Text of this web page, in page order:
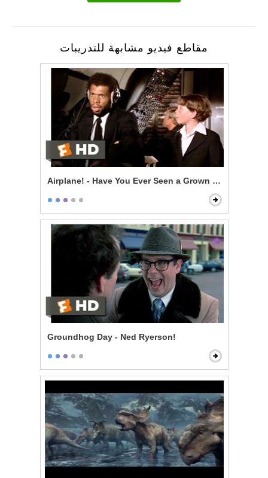
مقاطع فيديو مشابهة للتدريبات
Airplane! - Have You Ever Seen a Grown Man Naked?
Groundhog Day - Ned Ryerson!